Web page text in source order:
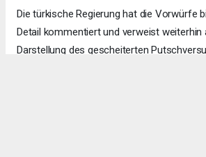
Die türkische Regierung hat die Vorwürfe
Detail kommentiert und verweist
Darstellung des gescheiterten